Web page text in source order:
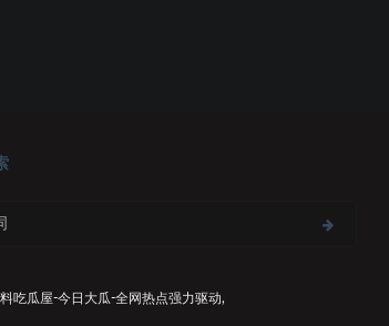
吃瓜屋-今日大瓜-全网热点强力驱动,